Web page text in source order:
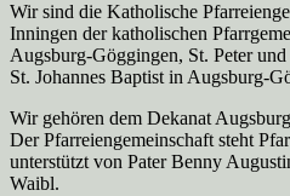
Wir sind die Katholische
Inningen der katholischen
Augsburg-Göggingen, St. Peter
St. Johannes Baptist in Augsburg-
Wir gehören dem Dekanat
Der Pfarreien­gemeinschaft steht
unterstützt von Pater Benny
Waibl.